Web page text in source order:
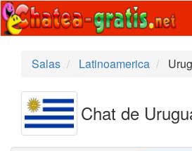
Salas
Latinoamerica
Chat de